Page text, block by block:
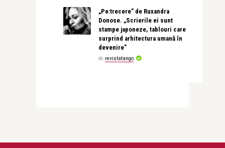
„Pe:trecere” de Ruxandra
Donose. „Scrierile ei sunt
stampe japoneze, tablouri care
surprind arhitectura umană în
devenire”
de revistatango